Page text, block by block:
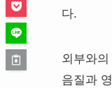
다.
외부와
음질과